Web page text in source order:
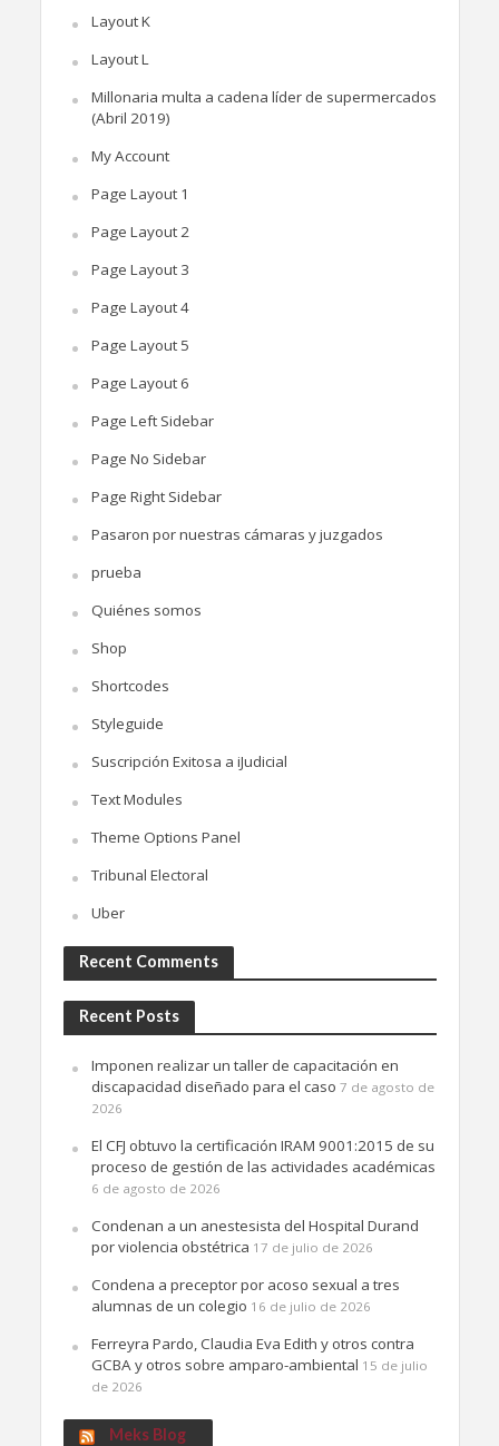
Layout K
Layout L
Millonaria multa a cadena líder de supermercados
(Abril 2019)
My Account
Page Layout 1
Page Layout 2
Page Layout 3
Page Layout 4
Page Layout 5
Page Layout 6
Page Left Sidebar
Page No Sidebar
Page Right Sidebar
Pasaron por nuestras cámaras y juzgados
prueba
Quiénes somos
Shop
Shortcodes
Styleguide
Suscripción Exitosa a iJudicial
Text Modules
Theme Options Panel
Tribunal Electoral
Uber
Recent Comments
Recent Posts
Imponen realizar un taller de capacitación en
discapacidad diseñado para el caso 7 de agosto de
2026
El CFJ obtuvo la certificación IRAM 9001:2015 de su
proceso de gestión de las actividades académicas
6 de agosto de 2026
Condenan a un anestesista del Hospital Durand
por violencia obstétrica 17 de julio de 2026
Condena a preceptor por acoso sexual a tres
alumnas de un colegio 16 de julio de 2026
Ferreyra Pardo, Claudia Eva Edith y otros contra
GCBA y otros sobre amparo-ambiental 15 de julio
de 2026
Meks Blog